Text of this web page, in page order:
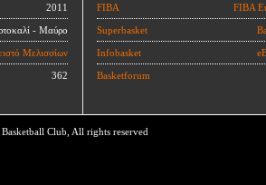
2011
- Μαύρο
Μελισσίων
362
FIBA FIBA
Superbasket
Infobasket
Basketforum
Club, All rights reserved